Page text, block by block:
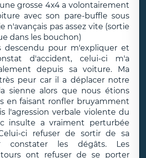
grosse 4x4 a volontairement
avec son pare-buffle sous
n'avançais pas assez vite (sortie
dans les bouchon)
descendu pour m'expliquer et
d'accident, celui-ci m'a
depuis sa voiture. Ma
peur car il a déplacer notre
sienne alors que nous étions
en faisant ronfler bruyamment
l'agression verbale violente du
insulte a vraiment perturbée
ci refuser de sortir de sa
constater les dégâts. Les
ont refuser de se porter